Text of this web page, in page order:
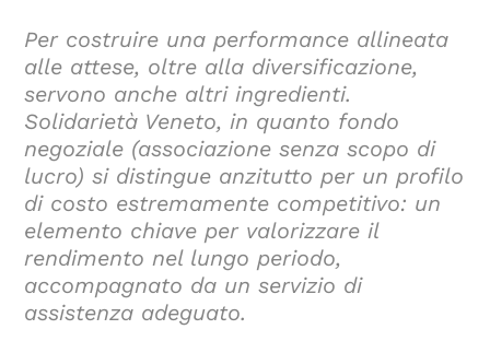
Per costruire una performance allineata
alle attese, oltre alla diversificazione,
servono anche altri ingredienti.
Solidarietà Veneto, in quanto fondo
negoziale (associazione senza scopo di
lucro) si distingue anzitutto per un profilo
di costo estremamente competitivo: un
elemento chiave per valorizzare il
rendimento nel lungo periodo,
accompagnato da un servizio di
assistenza adeguato.